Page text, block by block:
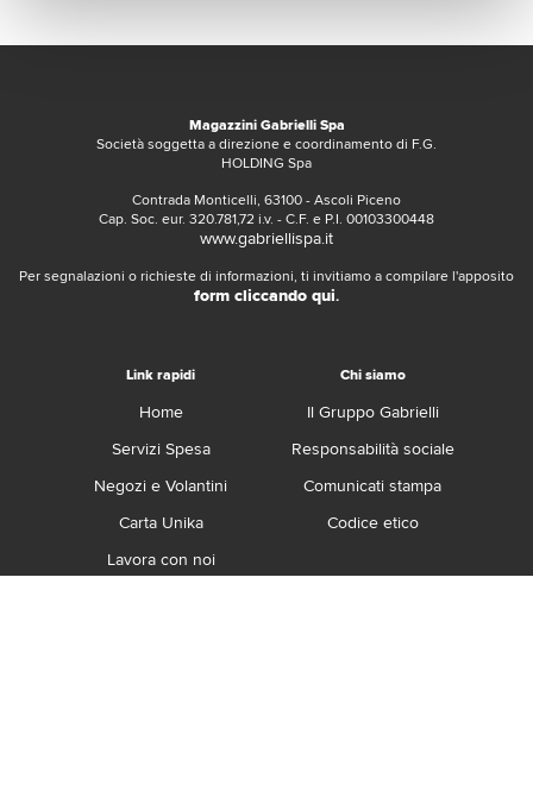
Magazzini Gabrielli Spa
Società soggetta a direzione e coordinamento di F.G.
HOLDING Spa
Contrada Monticelli, 63100 - Ascoli Piceno
Cap. Soc. eur. 320.781,72 i.v. - C.F. e P.I. 00103300448
www.gabriellispa.it
Per segnalazioni o richieste di informazioni, ti invitiamo a compilare l'apposito
form cliccando qui.
Link rapidi
Home
Servizi Spesa
Negozi e Volantini
Carta Unika
Lavora con noi
Chi siamo
Il Gruppo Gabrielli
Responsabilità sociale
Comunicati stampa
Codice etico